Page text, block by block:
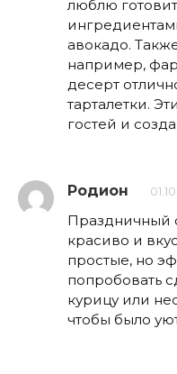
люблю
авокадо.
например,
десерт
тарталетки.
гостей и
Родион
Праздничный
красиво и
простые, но
попробовать
курицу или
чтобы было